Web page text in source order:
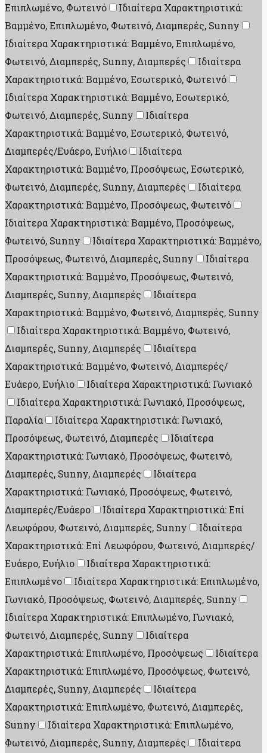
Επιπλωμένο, Φωτεινό
Ιδιαίτερα Χαρακτηριστικά:
Βαμμένο, Επιπλωμένο, Φωτεινό, Διαμπερές, Sunny
Ιδιαίτερα Χαρακτηριστικά: Βαμμένο, Επιπλωμένο,
Φωτεινό, Διαμπερές, Sunny, Διαμπερές
Ιδιαίτερα
Χαρακτηριστικά: Βαμμένο, Εσωτερικό, Φωτεινό
Ιδιαίτερα Χαρακτηριστικά: Βαμμένο, Εσωτερικό,
Φωτεινό, Διαμπερές, Sunny
Ιδιαίτερα
Χαρακτηριστικά: Βαμμένο, Εσωτερικό, Φωτεινό,
Διαμπερές/Ευάερο, Ευήλιο
Ιδιαίτερα
Χαρακτηριστικά: Βαμμένο, Προσόψεως, Εσωτερικό,
Φωτεινό, Διαμπερές, Sunny, Διαμπερές
Ιδιαίτερα
Χαρακτηριστικά: Βαμμένο, Προσόψεως, Φωτεινό
Ιδιαίτερα Χαρακτηριστικά: Βαμμένο, Προσόψεως,
Φωτεινό, Sunny
Ιδιαίτερα Χαρακτηριστικά: Βαμμένο,
Προσόψεως, Φωτεινό, Διαμπερές, Sunny
Ιδιαίτερα
Χαρακτηριστικά: Βαμμένο, Προσόψεως, Φωτεινό,
Διαμπερές, Sunny, Διαμπερές
Ιδιαίτερα
Χαρακτηριστικά: Βαμμένο, Φωτεινό, Διαμπερές, Sunny
Ιδιαίτερα Χαρακτηριστικά: Βαμμένο, Φωτεινό,
Διαμπερές, Sunny, Διαμπερές
Ιδιαίτερα
Χαρακτηριστικά: Βαμμένο, Φωτεινό, Διαμπερές/
Ευάερο, Ευήλιο
Ιδιαίτερα Χαρακτηριστικά: Γωνιακό
Ιδιαίτερα Χαρακτηριστικά: Γωνιακό, Προσόψεως,
Παραλία
Ιδιαίτερα Χαρακτηριστικά: Γωνιακό,
Προσόψεως, Φωτεινό, Διαμπερές
Ιδιαίτερα
Χαρακτηριστικά: Γωνιακό, Προσόψεως, Φωτεινό,
Διαμπερές, Sunny, Διαμπερές
Ιδιαίτερα
Χαρακτηριστικά: Γωνιακό, Προσόψεως, Φωτεινό,
Διαμπερές/Ευάερο
Ιδιαίτερα Χαρακτηριστικά: Επί
Λεωφόρου, Φωτεινό, Διαμπερές, Sunny
Ιδιαίτερα
Χαρακτηριστικά: Επί Λεωφόρου, Φωτεινό, Διαμπερές/
Ευάερο, Ευήλιο
Ιδιαίτερα Χαρακτηριστικά:
Επιπλωμένο
Ιδιαίτερα Χαρακτηριστικά: Επιπλωμένο,
Γωνιακό, Προσόψεως, Φωτεινό, Διαμπερές, Sunny
Ιδιαίτερα Χαρακτηριστικά: Επιπλωμένο, Γωνιακό,
Φωτεινό, Διαμπερές, Sunny
Ιδιαίτερα
Χαρακτηριστικά: Επιπλωμένο, Προσόψεως
Ιδιαίτερα
Χαρακτηριστικά: Επιπλωμένο, Προσόψεως, Φωτεινό,
Διαμπερές, Sunny, Διαμπερές
Ιδιαίτερα
Χαρακτηριστικά: Επιπλωμένο, Φωτεινό, Διαμπερές,
Sunny
Ιδιαίτερα Χαρακτηριστικά: Επιπλωμένο,
Φωτεινό, Διαμπερές, Sunny, Διαμπερές
Ιδιαίτερα